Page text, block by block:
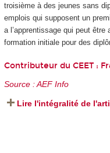
troisième à des jeunes sans
emplois qui supposent un
a l’apprentissage qui peut
formation initiale pour des
Contributeur du CEET :
Source : AEF Info
Lire l'intégralité de